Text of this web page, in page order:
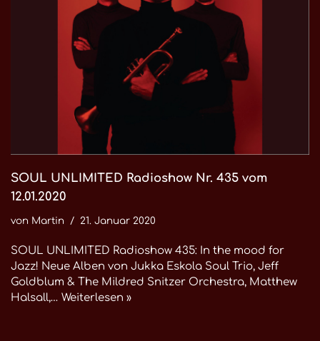
SOUL UNLIMITED Radioshow Nr. 435 vom
12.01.2020
von Martin 21. Januar 2020
SOUL UNLIMITED Radioshow 435: In the mood for
Jazz! Neue Alben von Jukka Eskola Soul Trio, Jeff
Goldblum & The Mildred Snitzer Orchestra, Matthew
Halsall,… Weiterlesen »